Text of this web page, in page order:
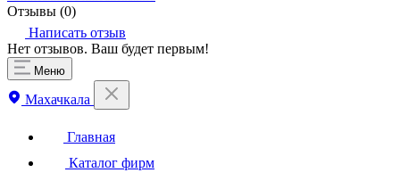
Отзывы (0)
Написать отзыв
Нет отзывов. Ваш будет первым!
Меню
Махачкала
Главная
Каталог фирм